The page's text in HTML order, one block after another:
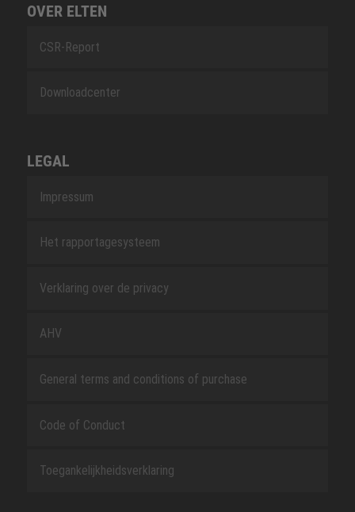
OVER ELTEN
CSR-Report
Downloadcenter
LEGAL
Impressum
Het rapportagesysteem
Verklaring over de privacy
AHV
General terms and conditions of purchase
Code of Conduct
Toegankelijkheidsverklaring